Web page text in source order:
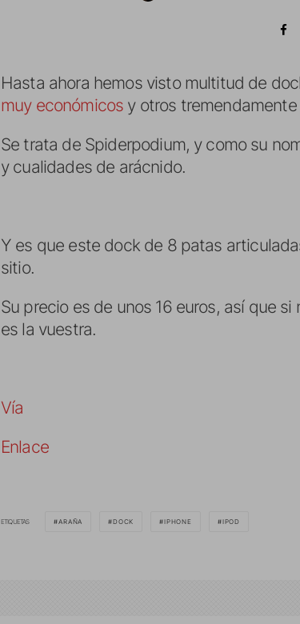
Hasta ahora hemos visto multitud de
muy económicos y otros
Se trata de Spiderpodium, y como su
y cualidades de arácnido.
Y es que este dock de 8 patas
sitio.
Su precio es de unos 16 euros, así que
es la vuestra.
Vía
Enlace
ETIQUETAS ARAÑA DOCK IPHONE IPOD